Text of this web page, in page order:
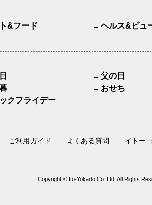
&フード ヘルス&ビュ
父の日
おせち
クフライデー
ご利用ガイド よくある質問 イトー
Copyright © Ito-Yokado Co.,Ltd. All Rights